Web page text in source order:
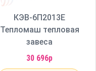
КЭВ-6П2013Е
Тепломаш тепловая
завеса
30 696р